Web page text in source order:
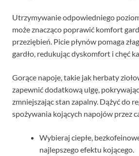
Utrzymywanie odpowiedniego
może znacząco poprawić komfort
przeziębień. Picie płynów pomaga
gardło, redukując dyskomfort i chęć
Gorące napoje, takie jak herbaty
zapewnić dodatkową ulgę,
zmniejszając stan zapalny. Dążyć do
spożywania kojących napojów przez
Wybieraj ciepłe,
najlepszego efektu kojącego.